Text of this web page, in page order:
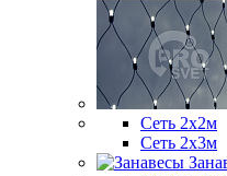
Сеть 2х2м
Сеть 2х3м